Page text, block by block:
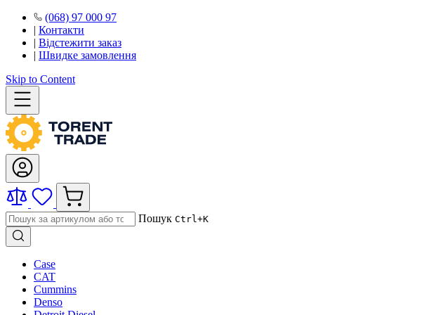
(068) 97 000 97
| Контакти
| Відстежити заказ
| Швидке замовлення
Skip to Content
Пошук Ctrl+K
Case
CAT
Cummins
Denso